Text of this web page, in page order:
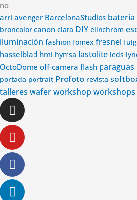
no
arri avenger BarcelonaStudios batería
broncolor canon clara DIY elinchrom
iluminación fashion fomex fresnel
hasselblad hmi hymsa lastolite leds
OctoDome off-camera flash paraguas
portada portrait Profoto revista
talleres waferworkshop workshops
Instagram
Youtube
Facebook-
f
Linkedin-
in